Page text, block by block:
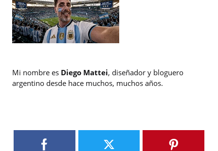
Mi nombre es Diego Mattei, diseñador y bloguero
argentino desde hace muchos, muchos años.